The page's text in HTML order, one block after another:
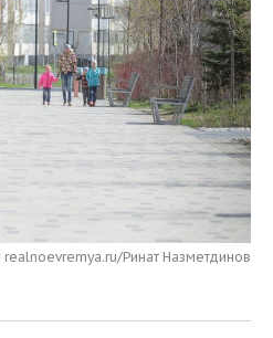
realnoevremya.ru/Ринат Назметдинов